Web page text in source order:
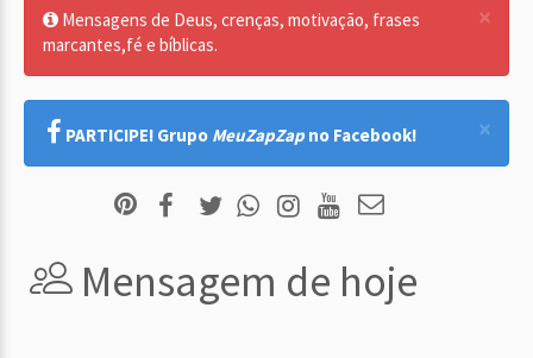
×
Mensagens de Deus, crenças, motivação, frases
marcantes,fé e bíblicas.
×
PARTICIPE! Grupo MeuZapZap no Facebook!
Mensagem de hoje